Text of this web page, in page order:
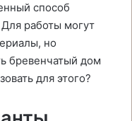
способ
работы могут
но
бревенчатый дом
для этого?